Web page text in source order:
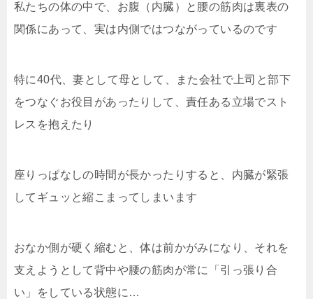
私たちの体の中で、お腹（内臓）と腰の筋肉は裏表の
関係にあって、実は内側ではつながっているのです
特に40代、妻として母として、また会社で上司と部下
をつなぐお役目があったりして、責任ある立場でスト
レスを抱えたり
座りっぱなしの時間が長かったりすると、内臓が緊張
してギュッと縮こまってしまいます
おなか側が硬く縮むと、体は前かがみになり、それを
支えようとして背中や腰の筋肉が常に「引っ張り合
い」をしている状態に…